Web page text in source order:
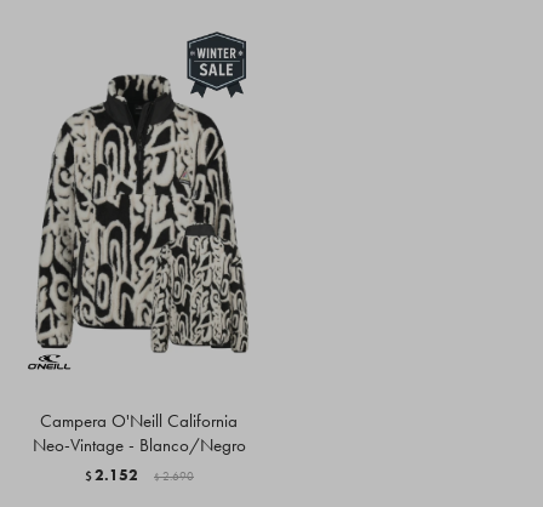
Campera O'Neill California
Neo-Vintage - Blanco/Negro
$2.152 $ 2.690